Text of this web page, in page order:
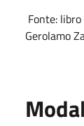
Fonte:
Gerolamo